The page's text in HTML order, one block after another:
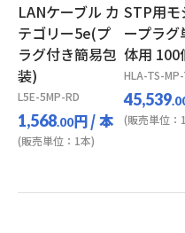
LANケーブル カ
テゴリー5e(プ
ラグ付き簡易包
装)
L5E-5MP-RD
1,568.00円/ 本
(販売単位：1本)
STP用モ
ープラグ
体用 100
HLA-TS-
45,539
(販売単位：